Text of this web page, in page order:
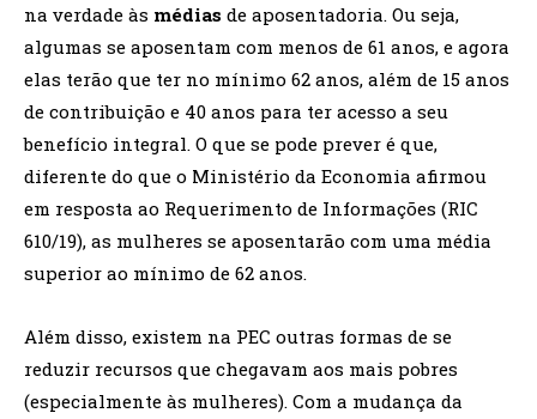
na verdade às médias de aposentadoria. Ou seja,
algumas se aposentam com menos de 61 anos, e agora
elas terão que ter no mínimo 62 anos, além de 15 anos
de contribuição e 40 anos para ter acesso a seu
benefício integral. O que se pode prever é que,
diferente do que o Ministério da Economia afirmou
em resposta ao Requerimento de Informações (RIC
610/19), as mulheres se aposentarão com uma média
superior ao mínimo de 62 anos.
Além disso, existem na PEC outras formas de se
reduzir recursos que chegavam aos mais pobres
(especialmente às mulheres). Com a mudança da